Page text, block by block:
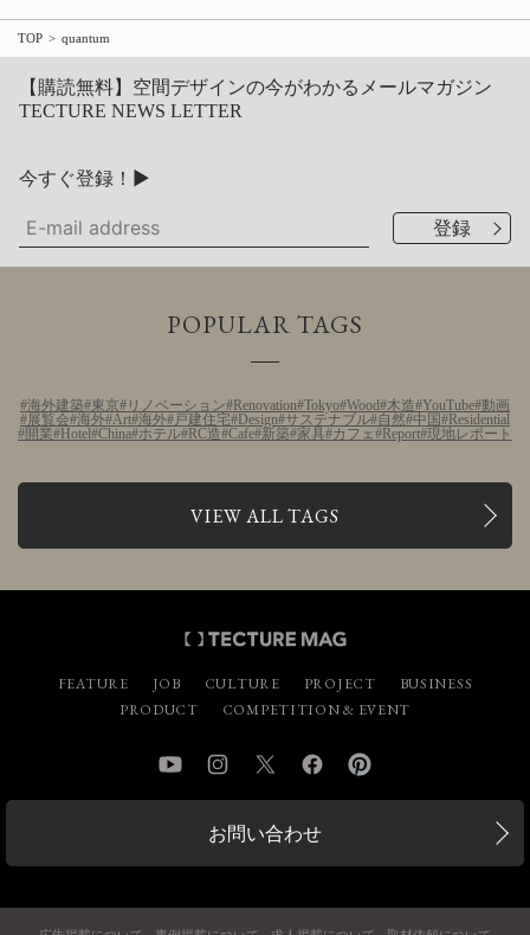
TOP quantum
【購読無料】空間デザインの今がわかるメールマガジン
TECTURE NEWS LETTER
今すぐ登録！▶
POPULAR TAGS
海外建築 東京 リノベーション Renovation Tokyo Wood 木造 YouTube 動画
展覧会 海外 Art 海外 戸建住宅 Design サステナブル 自然 中国
Residential
開業
Hotel China ホテル RC造 Cafe 新築 家具 カフェ Report 現地レポート
VIEW ALL TAGS
FEATURE JOB CULTURE PROJECT
BUSINESS
PRODUCT
COMPETITION & EVENT
YouTube InstagramTwitter Facebook
お問い合わせ